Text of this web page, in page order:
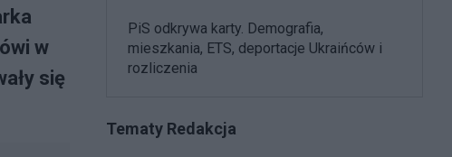
w
się
PiS odkrywa karty. Demografia,
mieszkania, ETS, deportacje Ukraińców i
rozliczenia
Tematy Redakcja